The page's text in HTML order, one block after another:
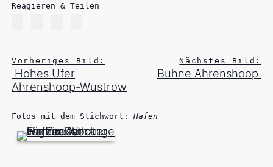
Reagieren & Teilen
Vorheriges Bild:
Hohes Ufer
Ahrenshoop-Wustrow
Nächstes Bild:
Buhne Ahrenshoop
Fotos mit dem Stichwort:Hafen